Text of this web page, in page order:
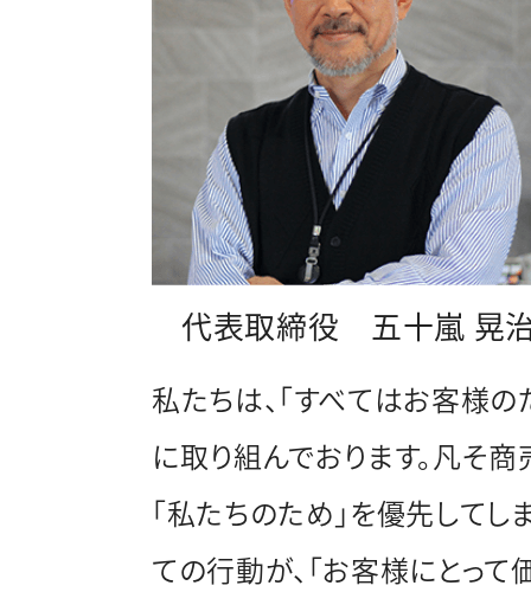
代表取締役 五十嵐 晃
私たちは、「すべてはお客様
に取り組んでおります。凡そ
「私たちのため」を優先して
ての行動が、「お客様にとっ